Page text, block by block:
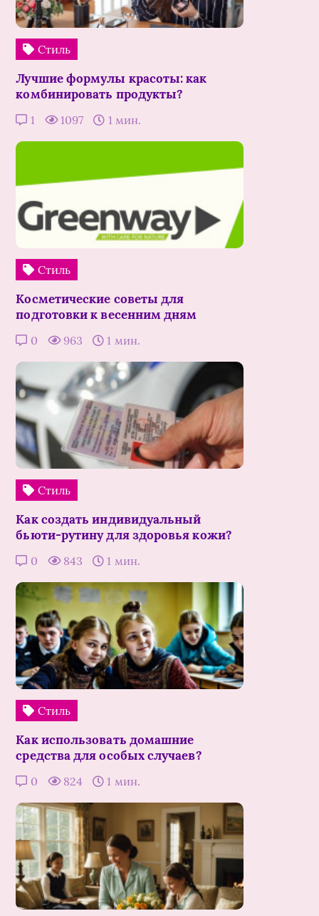
Стиль
Лучшие формулы красоты: как
комбинировать продукты?
1 1097 1 мин.
Стиль
Косметические советы для
подготовки к весенним дням
0 963 1 мин.
Стиль
Как создать индивидуальный
бьюти-рутину для здоровья кожи?
0 843 1 мин.
Стиль
Как использовать домашние
средства для особых случаев?
0 824 1 мин.